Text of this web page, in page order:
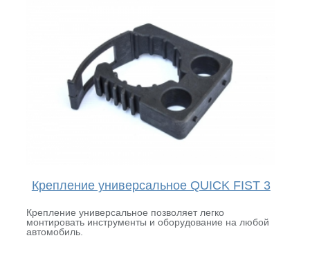
Крепление универсальное QUICK FIST 3
Крепление универсальное позволяет легко
монтировать инструменты и оборудование на любой
автомобиль.